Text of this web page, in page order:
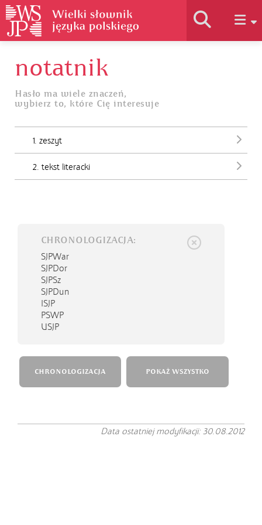
Historia słownika
Jak korzystać
notatnik
Hasło ma wiele znaczeń,
wybierz to, które Cię interesuje
1. zeszyt
2. tekst literacki
CHRONOLOGIZACJA:
SJPWar
SJPDor
SJPSz
SJPDun
ISJP
PSWP
USJP
CHRONOLOGIZACJA POKAŻ WSZYSTKO
Data ostatniej modyfikacji: 30.08.2012